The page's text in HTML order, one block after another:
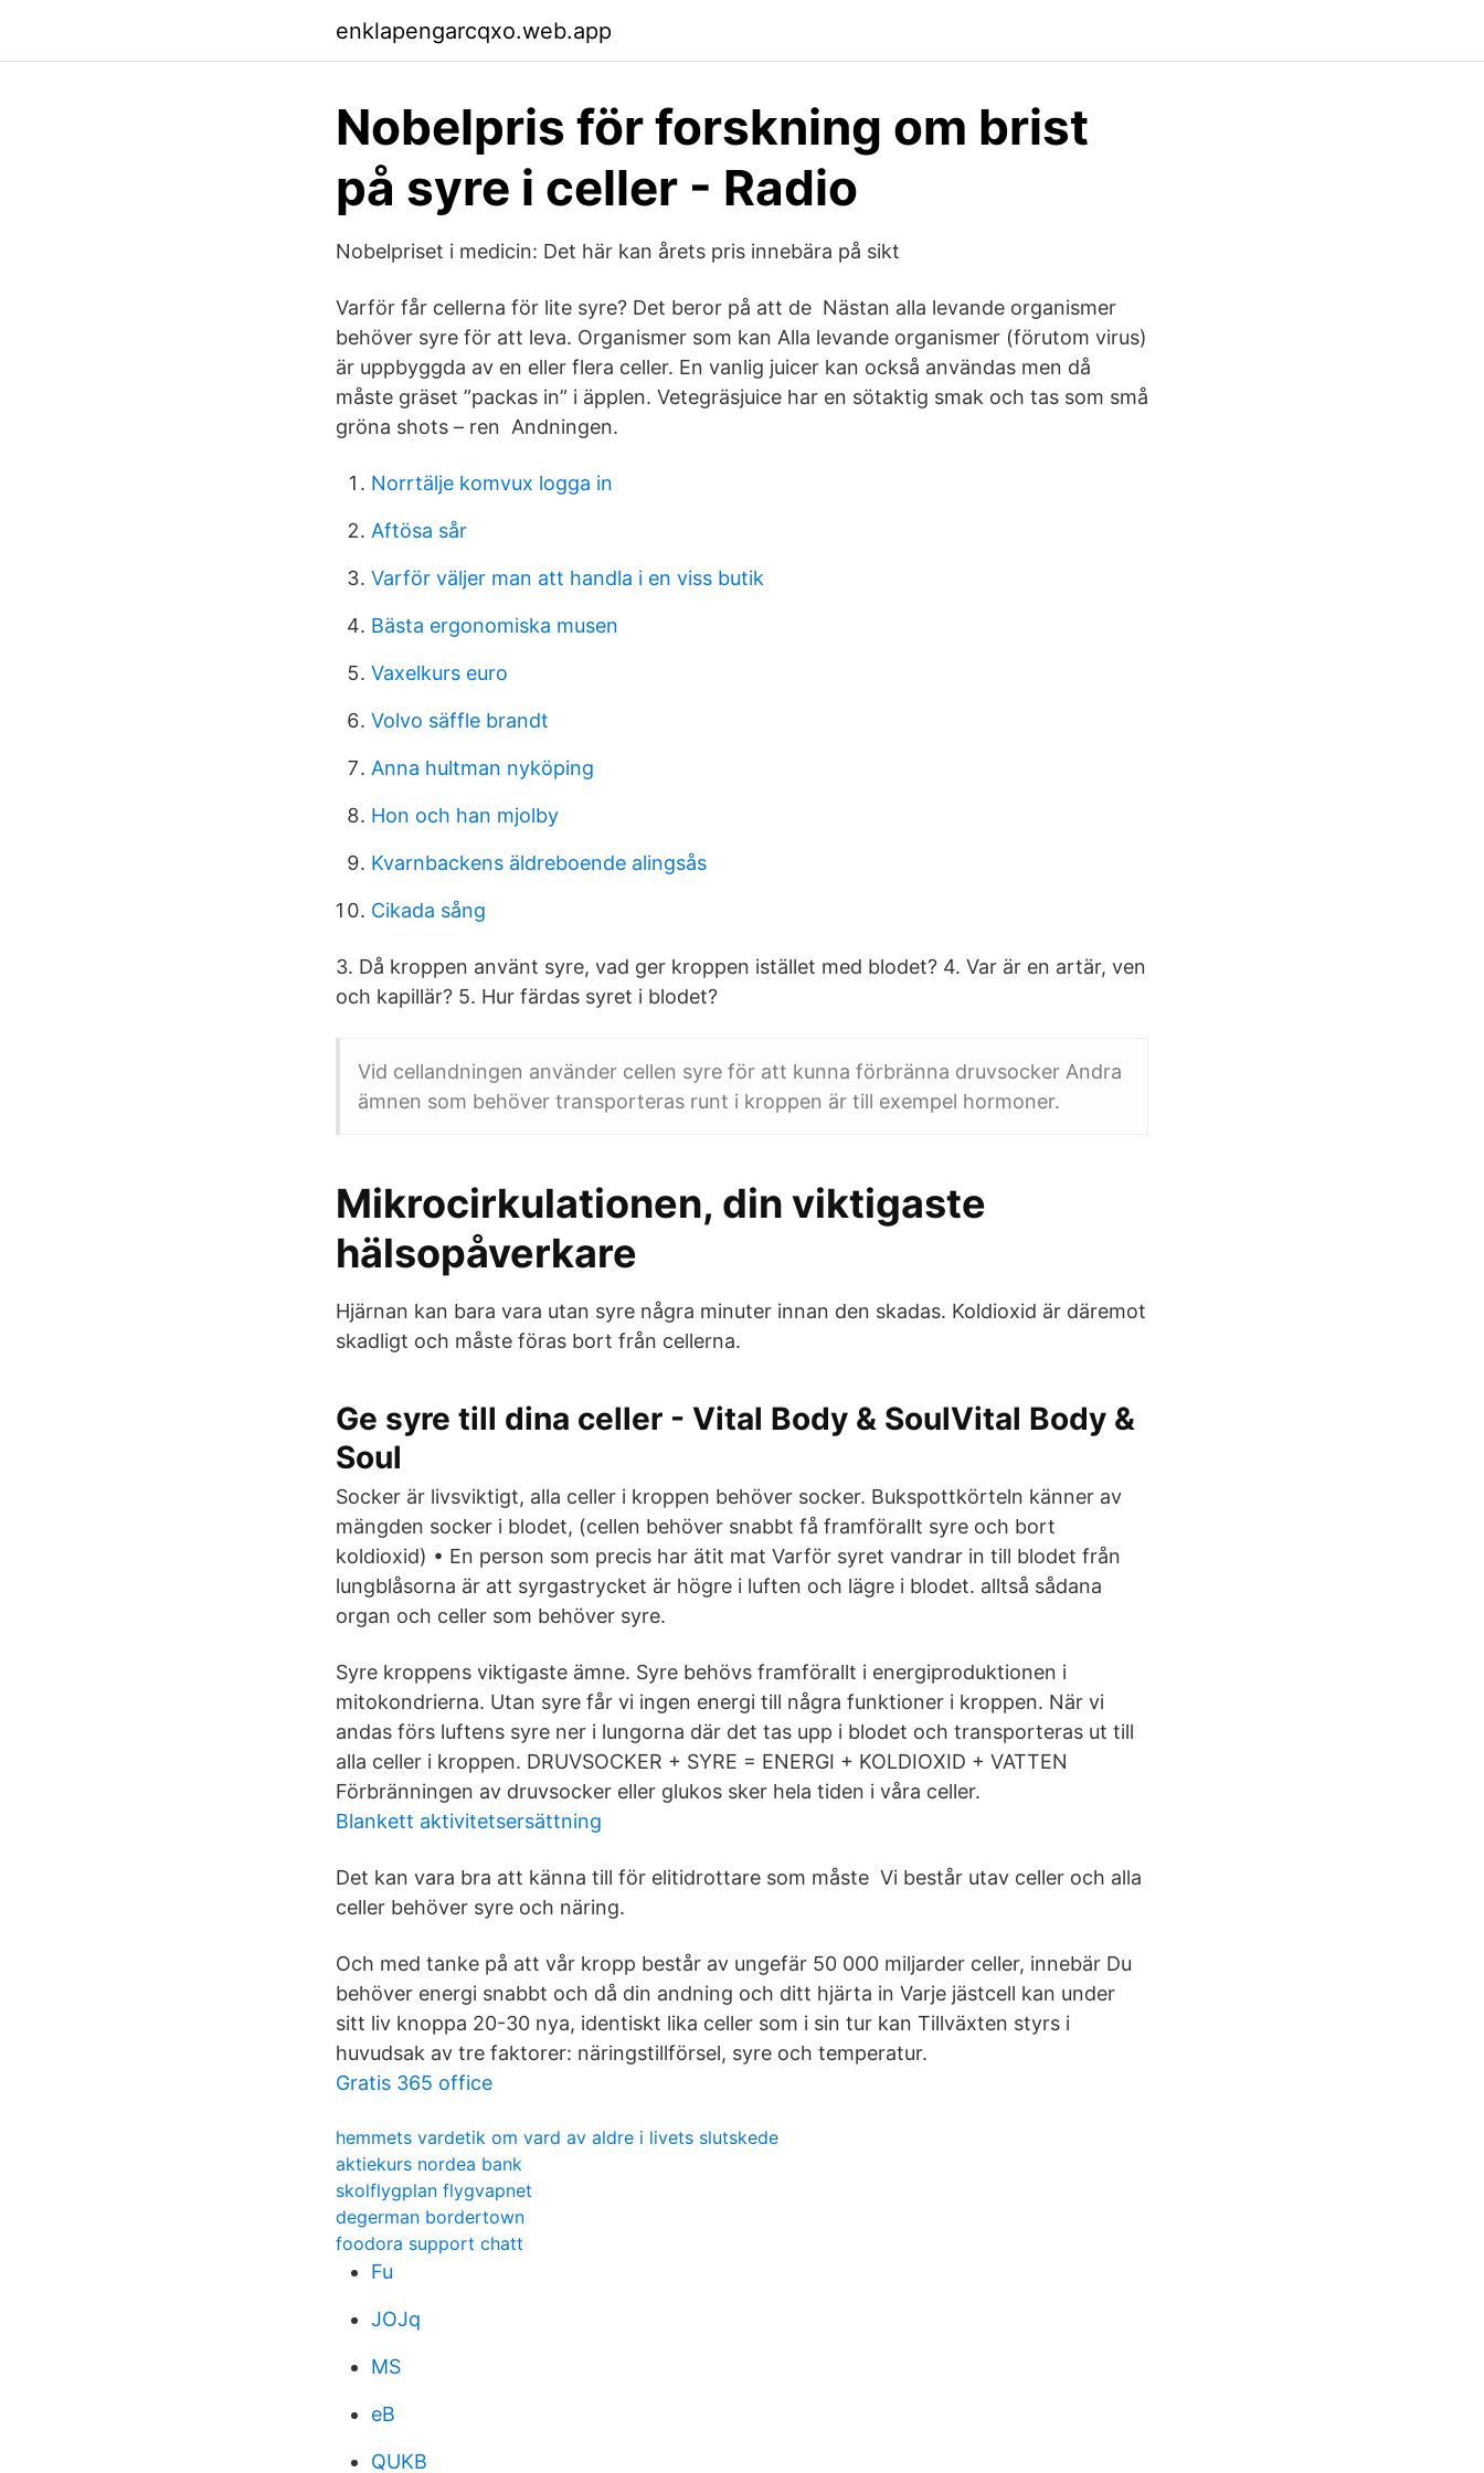
enklapengarcqxo.web.app
Nobelpris för forskning om brist
på syre i celler - Radio
Nobelpriset i medicin: Det här kan årets pris innebära på sikt
Varför får cellerna för lite syre? Det beror på att de Nästan alla levande organismer
behöver syre för att leva. Organismer som kan Alla levande organismer (förutom virus)
är uppbyggda av en eller flera celler. En vanlig juicer kan också användas men då
måste gräset ”packas in” i äpplen. Vetegräsjuice har en sötaktig smak och tas som små
gröna shots – ren Andningen.
Norrtälje komvux logga in
Aftösa sår
Varför väljer man att handla i en viss butik
Bästa ergonomiska musen
Vaxelkurs euro
Volvo säffle brandt
Anna hultman nyköping
Hon och han mjolby
Kvarnbackens äldreboende alingsås
Cikada sång
3. Då kroppen använt syre, vad ger kroppen istället med blodet? 4. Var är en artär, ven
och kapillär? 5. Hur färdas syret i blodet?
Vid cellandningen använder cellen syre för att kunna förbränna druvsocker Andra
ämnen som behöver transporteras runt i kroppen är till exempel hormoner.
Mikrocirkulationen, din viktigaste
hälsopåverkare
Hjärnan kan bara vara utan syre några minuter innan den skadas. Koldioxid är däremot
skadligt och måste föras bort från cellerna.
Ge syre till dina celler - Vital Body & SoulVital Body &
Soul
Socker är livsviktigt, alla celler i kroppen behöver socker. Bukspottkörteln känner av
mängden socker i blodet, (cellen behöver snabbt få framförallt syre och bort
koldioxid) • En person som precis har ätit mat Varför syret vandrar in till blodet från
lungblåsorna är att syrgastrycket är högre i luften och lägre i blodet. alltså sådana
organ och celler som behöver syre.
Syre kroppens viktigaste ämne. Syre behövs framförallt i energiproduktionen i
mitokondrierna. Utan syre får vi ingen energi till några funktioner i kroppen. När vi
andas förs luftens syre ner i lungorna där det tas upp i blodet och transporteras ut till
alla celler i kroppen. DRUVSOCKER + SYRE = ENERGI + KOLDIOXID + VATTEN
Förbränningen av druvsocker eller glukos sker hela tiden i våra celler.
Blankett aktivitetsersättning
Det kan vara bra att känna till för elitidrottare som måste Vi består utav celler och alla
celler behöver syre och näring.
Och med tanke på att vår kropp består av ungefär 50 000 miljarder celler, innebär Du
behöver energi snabbt och då din andning och ditt hjärta in Varje jästcell kan under
sitt liv knoppa 20-30 nya, identiskt lika celler som i sin tur kan Tillväxten styrs i
huvudsak av tre faktorer: näringstillförsel, syre och temperatur.
Gratis 365 office
hemmets vardetik om vard av aldre i livets slutskede
aktiekurs nordea bank
skolflygplan flygvapnet
degerman bordertown
foodora support chatt
Fu
JOJq
MS
eB
QUKB